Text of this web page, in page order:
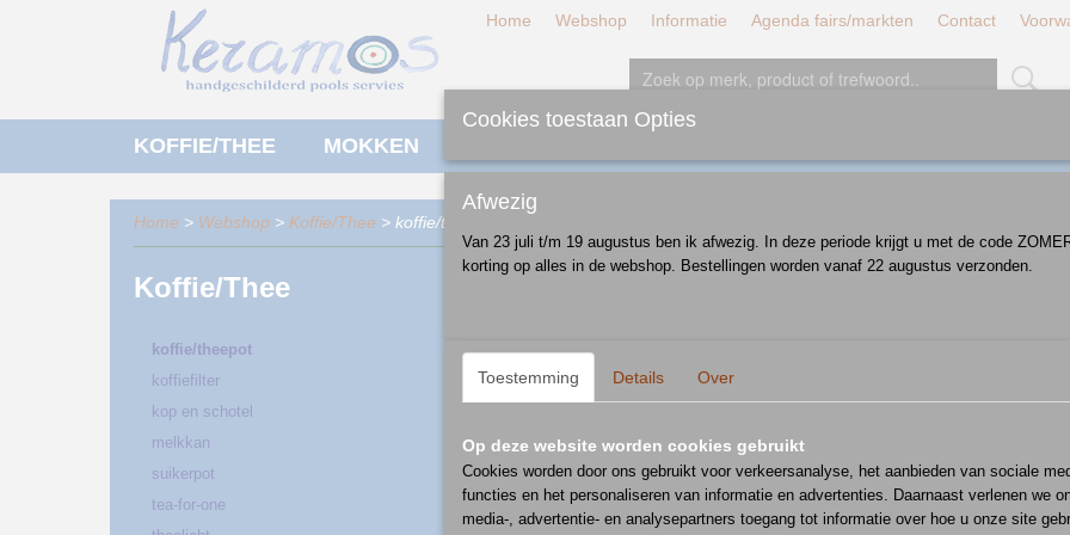
Home Webshop Informatie Agenda fairs/markten Contact
KOFFIE/THEE MOKKEN
Home > Webshop > Koffie/Thee > koffie/theepot
Koffie/Thee
koffie/theepot
koffiefilter
kop en schotel
melkkan
suikerpot
tea-for-one
Cookies toestaan Opties
Afwezig
Van 23 juli t/m 19 augustus ben ik afwezig. In deze periode krijgt u met de code
korting op alles in de webshop. Bestellingen worden vanaf 22 augustus verzonden.
Toestemming Details Over
Op deze website worden cookies gebruikt
Cookies worden door ons gebruikt voor verkeersanalyse, het aanbieden van sociale
functies en het personaliseren van informatie en advertenties. Daarnaast verlenen we
media-, advertentie- en analysepartners toegang tot informatie over hoe u onze site